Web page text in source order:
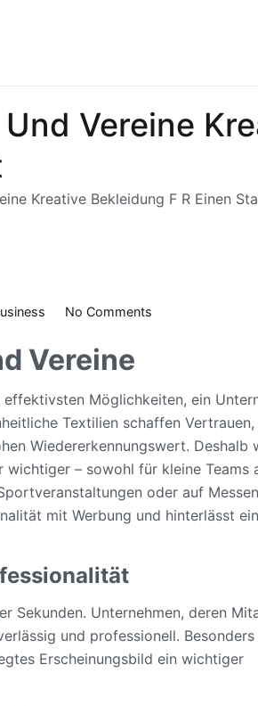
Vereine
Kreative Bekleidung F R Einen
No Commentson
Firmen
Und
Vereine
Kreative
Bekleidung
F
Vereine
Möglichkeiten, ein
Textilien schaffen
Wiedererkennungswert. Deshalb
wichtiger – sowohl für kleine Teams
oder auf
mit Werbung und hinterlässt
Sekunden. Unternehmen, deren
und professionell. Besonders
Erscheinungsbild ein wichtiger